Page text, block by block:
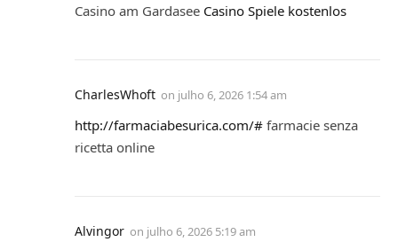
Casino am Gardasee Casino Spiele kostenlos
CharlesWhoft on julho 6, 2026 1:54 am
http://farmaciabesurica.com/# farmacie senza
ricetta online
Alvingor on julho 6, 2026 5:19 am